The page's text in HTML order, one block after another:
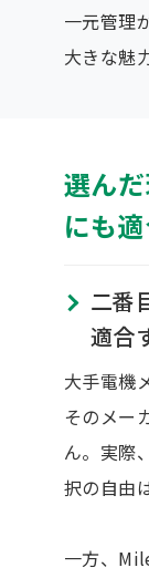
一元管理
大きな魅
選んだ
にも適
二番
適合
大手電機
そのメー
ん。実際
択の自由
一方、